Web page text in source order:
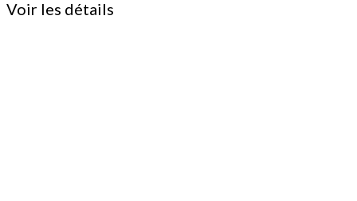
Voir les détails